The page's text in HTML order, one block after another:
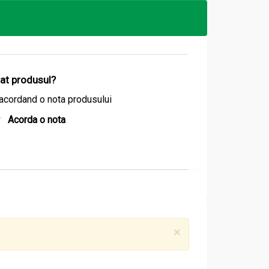
proprietățile sale calmante,
în România, devenind în timp liderul
produsul?
o nota produsului
Acorda o nota
×